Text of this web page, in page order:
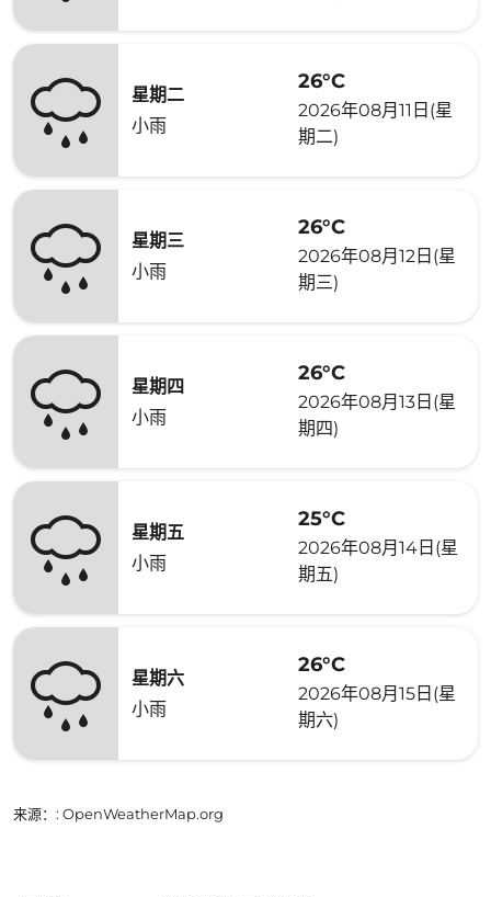
星期二
小雨
26°C
2026年08月11日(星
期二)
星期三
小雨
26°C
2026年08月12日(星
期三)
星期四
小雨
26°C
2026年08月13日(星
期四)
星期五
小雨
25°C
2026年08月14日(星
期五)
星期六
小雨
26°C
2026年08月15日(星
期六)
来源： : OpenWeatherMap.org